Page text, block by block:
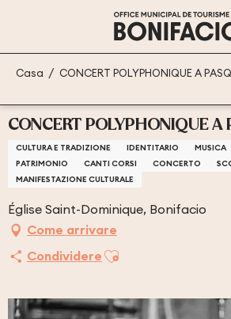
principal
Casa CONCERT POLYPHONIQUE A
CONCERT POLYPHONIQUE A
CULTURA E TRADIZIONE IDENTITARIO MUSICA
PATRIMONIO
CANTI CORSI CONCERTO
MANIFESTAZIONE CULTURALE
Église Saint-Dominique, Bonifacio
Come arrivare
Condividere Ajouter aux favoris